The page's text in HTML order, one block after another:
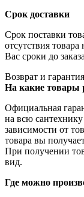
Срок доставки
Срок поставки
отсутствия
Вас сроки до
Возврат и гарантия
На какие товары
Официальная
на всю сантехнику
зависимости от
товара вы
При получении
вид.
Где можно